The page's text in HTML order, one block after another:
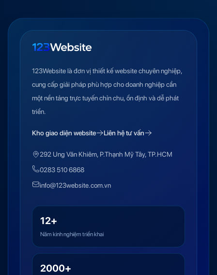
123Website là đơn vị thiết kế website chuyên nghiệp,
cung cấp giải pháp phù hợp cho doanh nghiệp cần
một nền tảng trực tuyến chỉn chu, ổn định và dễ phát
triển.
Kho giao diện website Liên hệ tư vấn
292 Ung Văn Khiêm, P.Thạnh Mỹ Tây, TP.HCM
0283 510 6868
info@123website.com.vn
12+
Năm kinh nghiệm triển khai
2000+